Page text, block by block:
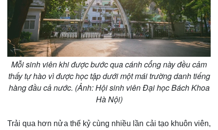
Mỗi sinh viên khi được bước qua cánh cổng này đều cảm
thấy tự hào vì được học tập dưới một mái trường danh tiếng
hàng đầu cả nước. (Ảnh: Hội sinh viên Đại học Bách Khoa
Hà Nội)
Trải qua hơn nửa thế kỷ cùng nhiều lần cải tạo khuôn viên,